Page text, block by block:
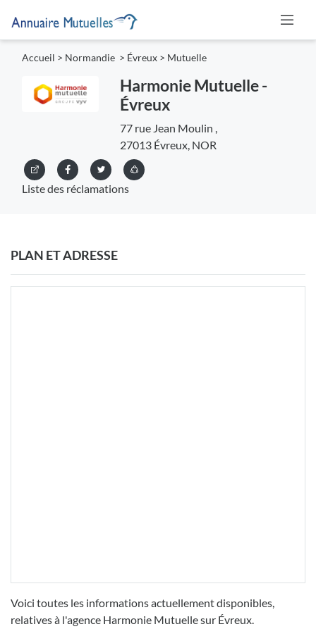
Accueil > Normandie > Évreux > Mutuelle
Harmonie Mutuelle -
Évreux
77 rue Jean Moulin ,
27013 Évreux, NOR
Liste des réclamations
PLAN ET ADRESSE
Voici toutes les informations actuellement disponibles,
relatives à l'agence Harmonie Mutuelle sur Évreux.